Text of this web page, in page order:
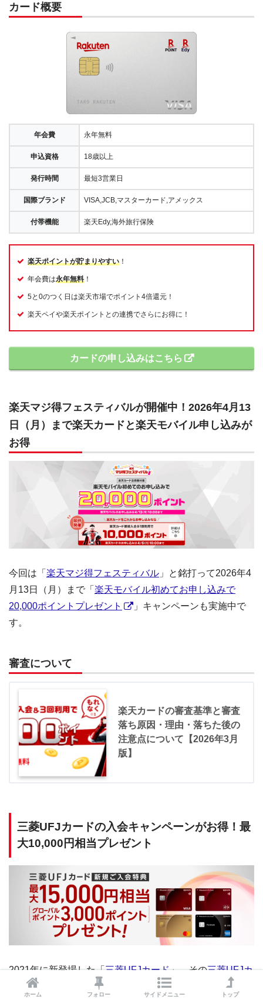
カード概要
年会費 永年無料
申込資格 18歳以上
発行時間 最短3営業日
国際ブランド VISA,JCB,マスターカード,アメックス
付帯機能 楽天Edy,海外旅行保険
楽天ポイントが貯まりやすい ！
年会費は永年無料 ！
5と0のつく日は楽天市場でポイント4倍還元！
楽天ペイや楽天ポイントとの連携でさらにお得に！
カードの申し込みはこちら
楽天マジ得フェスティバルが開催中！2026年4月13
日（月）まで楽天カードと楽天モバイル申し込みが
お得
今回は「 楽天マジ得フェスティバル 」と銘打って2026年4
月13日（月）まで「 楽天モバイル初めてお申し込みで
20,000ポイントプレゼント
」キャンペーンも実施中で
す。
審査について
楽天カードの審査基準と審査
落ち原因・理由・落ちた後の
注意点について【2026年3月
版】
三菱UFJカードの入会キャンペーンがお得！最
大10,000円相当プレゼント
2021年に新登場した「三菱UFJカード」。その三菱UFJカ
ードの入会キャンペーン
最大10,000円相当プレゼント
ホーム フォロー サイドメニュー トップ